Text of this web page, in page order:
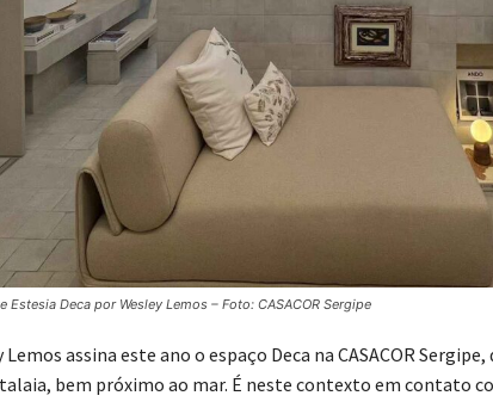
Estesia Deca por Wesley Lemos – Foto: CASACOR Sergipe
assina este ano o espaço Deca na CASACOR
bem próximo ao mar. É neste contexto em contato